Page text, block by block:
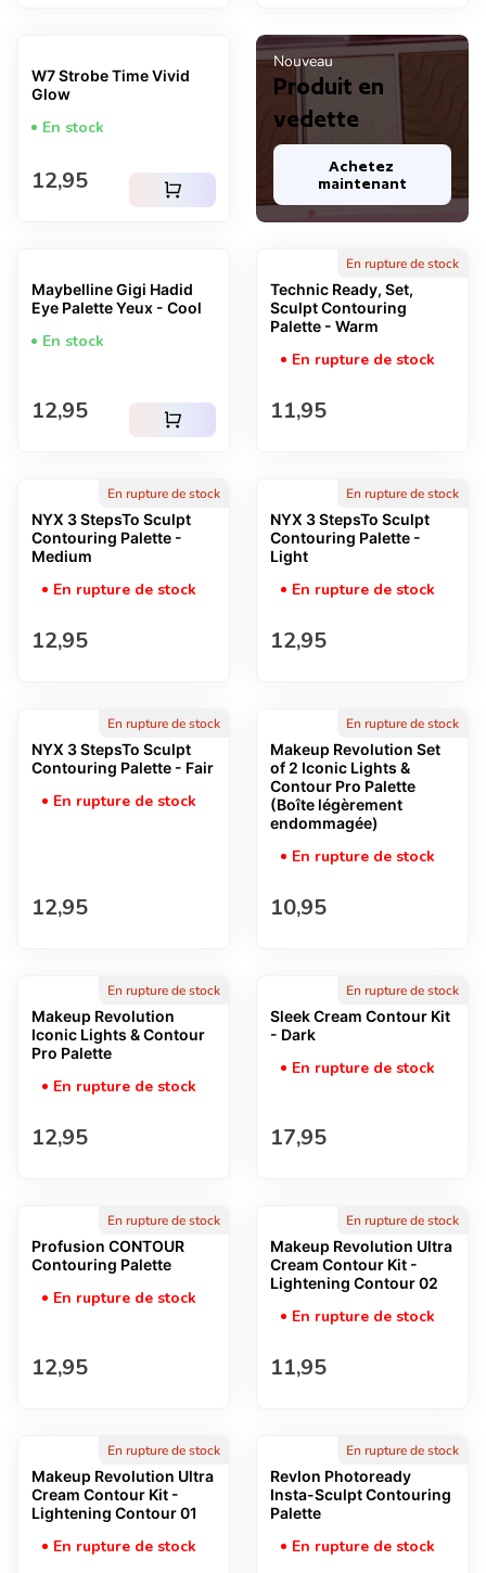
Nouveau
Produit en
vedette
Achetez
maintenant
W7 Strobe Time Vivid
Glow
En stock
Prix normal
12,95 shopping_cart
Maybelline Gigi Hadid
Eye Palette Yeux - Cool
En stock
Prix normal
12,95 shopping_cart
En rupture de stock
Technic Ready, Set,
Sculpt Contouring
Palette - Warm
En rupture de stock
Prix normal
11,95
En rupture de stock
NYX 3 StepsTo Sculpt
Contouring Palette -
Medium
En rupture de stock
Prix normal
12,95
En rupture de stock
NYX 3 StepsTo Sculpt
Contouring Palette -
Light
En rupture de stock
Prix normal
12,95
En rupture de stock
NYX 3 StepsTo Sculpt
Contouring Palette - Fair
En rupture de stock
Prix normal
12,95
En rupture de stock
Makeup Revolution Set
of 2 Iconic Lights &
Contour Pro Palette
(Boîte légèrement
endommagée)
En rupture de stock
Prix normal
10,95
En rupture de stock
Makeup Revolution
Iconic Lights & Contour
Pro Palette
En rupture de stock
Prix normal
12,95
En rupture de stock
Sleek Cream Contour Kit
- Dark
En rupture de stock
Prix normal
17,95
En rupture de stock
Profusion CONTOUR
Contouring Palette
En rupture de stock
Prix normal
12,95
En rupture de stock
Makeup Revolution Ultra
Cream Contour Kit -
Lightening Contour 02
En rupture de stock
Prix normal
11,95
En rupture de stock
Makeup Revolution Ultra
Cream Contour Kit -
Lightening Contour 01
En rupture de stock
En rupture de stock
Revlon Photoready
Insta-Sculpt Contouring
Palette
En rupture de stock